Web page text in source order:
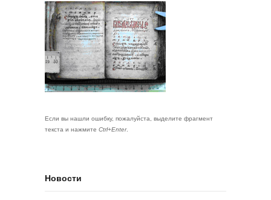
Если вы нашли ошибку, пожалуйста, выделите фрагмент
текста и нажмите Ctrl+Enter.
Новости